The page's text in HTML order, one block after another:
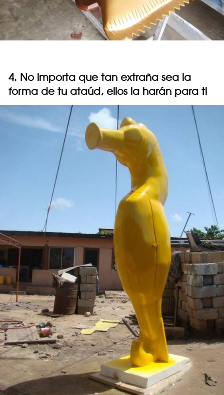
4. No importa que tan extraña sea la
forma de tu ataúd, ellos la harán para ti